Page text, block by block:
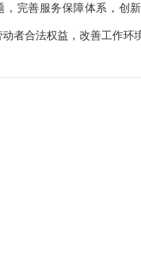
，完善服务保障体系，创
者合法权益，改善工作环